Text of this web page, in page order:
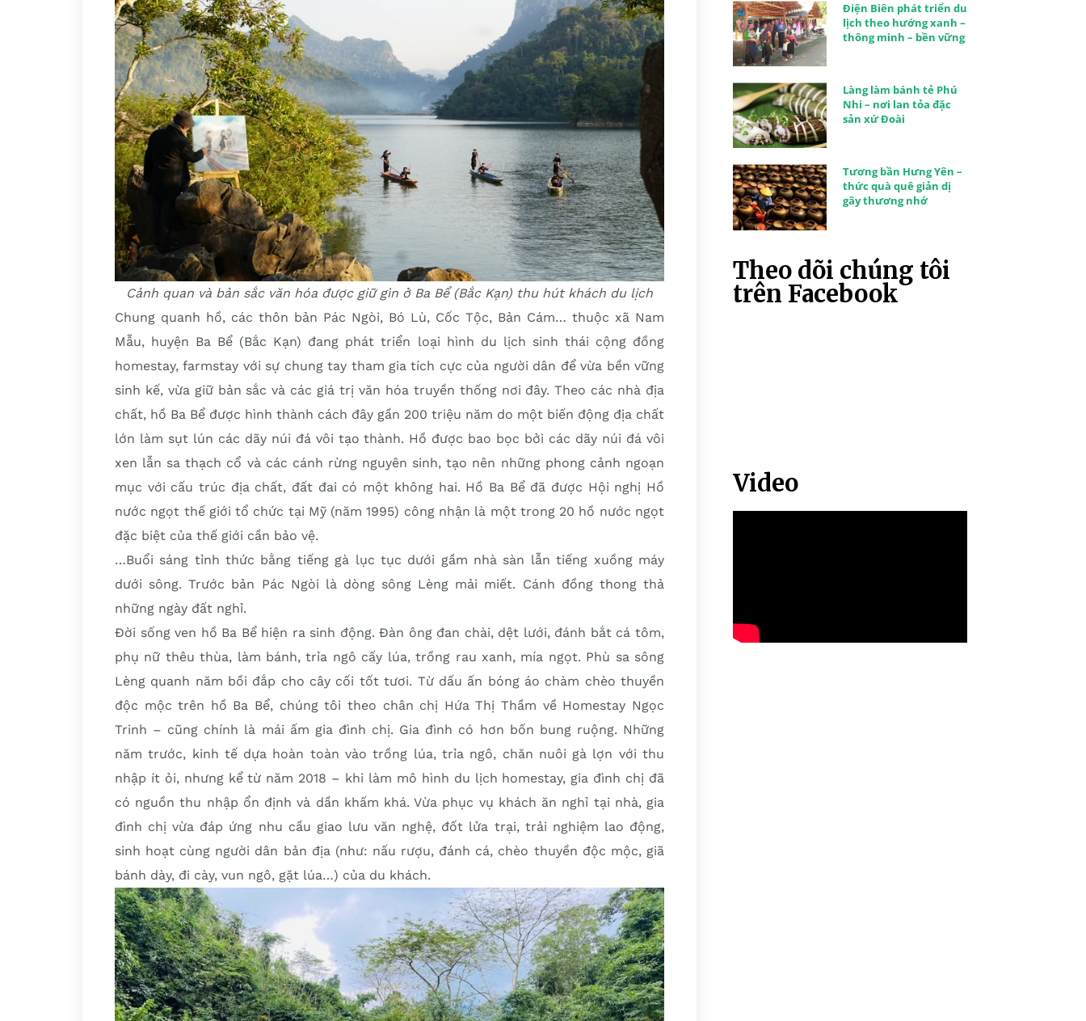
Cảnh quan và bản sắc văn hóa được giữ gìn ở Ba Bể (Bắc Kạn) thu hút khách du lịch
Chung quanh hồ, các thôn bản Pác Ngòi, Bó Lù, Cốc Tộc, Bản Cám… thuộc xã Nam
Mẫu, huyện Ba Bể (Bắc Kạn) đang phát triển loại hình du lịch sinh thái cộng đồng
homestay, farmstay với sự chung tay tham gia tích cực của người dân để vừa bền vững
sinh kế, vừa giữ bản sắc và các giá trị văn hóa truyền thống nơi đây. Theo các nhà địa
chất, hồ Ba Bể được hình thành cách đây gần 200 triệu năm do một biến động địa chất
lớn làm sụt lún các dãy núi đá vôi tạo thành. Hồ được bao bọc bởi các dãy núi đá vôi
xen lẫn sa thạch cổ và các cánh rừng nguyên sinh, tạo nên những phong cảnh ngoạn
mục với cấu trúc địa chất, đất đai có một không hai. Hồ Ba Bể đã được Hội nghị Hồ
nước ngọt thế giới tổ chức tại Mỹ (năm 1995) công nhận là một trong 20 hồ nước ngọt
đặc biệt của thế giới cần bảo vệ.
…Buổi sáng tỉnh thức bằng tiếng gà lục tục dưới gầm nhà sàn lẫn tiếng xuồng máy
dưới sông. Trước bản Pác Ngòi là dòng sông Lèng mải miết. Cánh đồng thong thả
những ngày đất nghỉ.
Đời sống ven hồ Ba Bể hiện ra sinh động. Đàn ông đan chài, dệt lưới, đánh bắt cá tôm,
phụ nữ thêu thùa, làm bánh, trỉa ngô cấy lúa, trồng rau xanh, mía ngọt. Phù sa sông
Lèng quanh năm bồi đắp cho cây cối tốt tươi. Từ dấu ấn bóng áo chàm chèo thuyền
độc mộc trên hồ Ba Bể, chúng tôi theo chân chị Hứa Thị Thầm về Homestay Ngọc
Trinh – cũng chính là mái ấm gia đình chị. Gia đình có hơn bốn bung ruộng. Những
năm trước, kinh tế dựa hoàn toàn vào trồng lúa, trỉa ngô, chăn nuôi gà lợn với thu
nhập ít ỏi, nhưng kể từ năm 2018 – khi làm mô hình du lịch homestay, gia đình chị đã
có nguồn thu nhập ổn định và dần khấm khá. Vừa phục vụ khách ăn nghỉ tại nhà, gia
đình chị vừa đáp ứng nhu cầu giao lưu văn nghệ, đốt lửa trại, trải nghiệm lao động,
sinh hoạt cùng người dân bản địa (như: nấu rượu, đánh cá, chèo thuyền độc mộc, giã
bánh dày, đi cày, vun ngô, gặt lúa…) của du khách.
Điện Biên phát triển du
lịch theo hướng xanh –
thông minh – bền vững
Làng làm bánh tẻ Phú
Nhi – nơi lan tỏa đặc
sản xứ Đoài
Tương bần Hưng Yên –
thức quà quê giản dị
gây thương nhớ
Theo dõi chúng tôi
trên Facebook
Video